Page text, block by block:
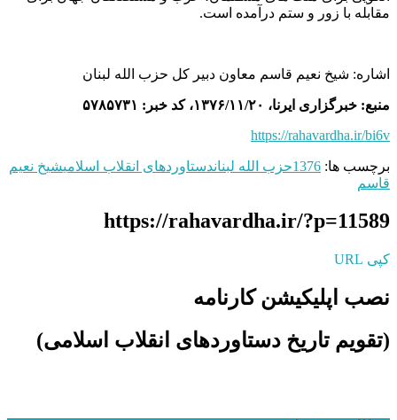
مقابله با زور و ستم درآمده است.
اشاره: شیخ نعیم قاسم معاون دبیر کل حزب الله لبنان
منبع: خبرگزاری ایرنا، ۱۳۷۶/۱۱/۲۰، کد خبر: ۵۷۸۵۷۳۱
https://rahavardha.ir/bi6v
برچسب ها: 1376حزب الله لبناندستاوردهای انقلاب اسلامیشیخ نعیم
قاسم
https://rahavardha.ir/?p=11589
کپی URL
نصب اپلیکیشن کارنامه
(تقویم تاریخ دستاوردهای انقلاب اسلامی​)